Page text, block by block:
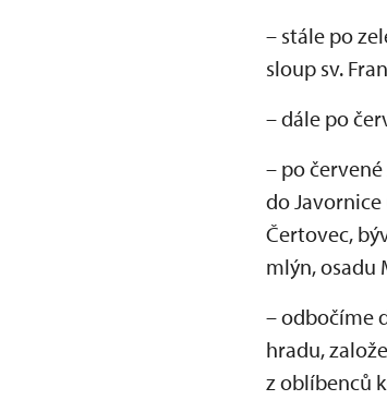
– stále po
sloup sv.
– dále po
– po
do
Čertovec,
mlýn, osadu
– odbočíme
hradu,
z oblíbenců